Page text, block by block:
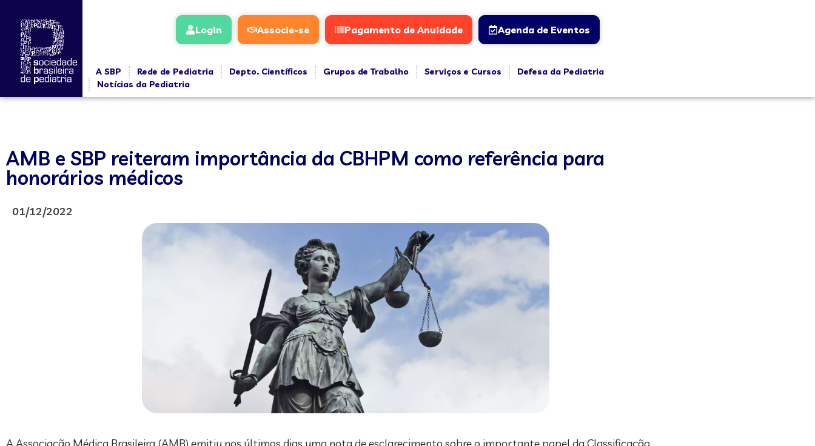
Login Associe-se Pagamento de Anuidade Agenda de Eventos
A SBP Rede de Pediatria Depto. Científicos Grupos de Trabalho Serviços e Cursos
Defesa da Pediatria
Notícias da Pediatria
AMB e SBP reiteram importância da CBHPM como referência para
honorários médicos
01/12/2022
A Associação Médica Brasileira (AMB) emitiu nos últimos dias uma nota de esclarecimento sobre o importante papel da Classificação